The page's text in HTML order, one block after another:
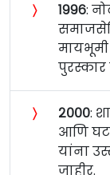
〉 १९९६:
मायभूमी
〉 २०००:
आणि
यांना
जाहीर.